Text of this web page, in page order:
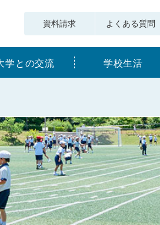
学との交流 学校生活
資料請求 よくある質問